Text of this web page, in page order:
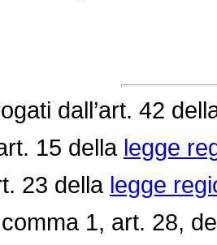
dall’art. 42
15 della legge
23 della legge
1, art. 28,